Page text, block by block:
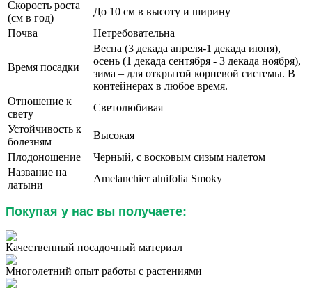
Скорость роста
(см в год)
До 10 см в высоту и ширину
Почва
Нетребовательна
Время посадки
Весна (3 декада апреля-1 декада июня),
осень (1 декада сентября - 3 декада ноября),
зима – для открытой корневой системы. В
контейнерах в любое время.
Отношение к
свету
Светолюбивая
Устойчивость к
болезням
Высокая
Плодоношение
Черный, с восковым сизым налетом
Название на
латыни
Amelanchier alnifolia Smoky
Покупая у нас вы получаете:
Качественный посадочный материал
Многолетний опыт работы с растениями